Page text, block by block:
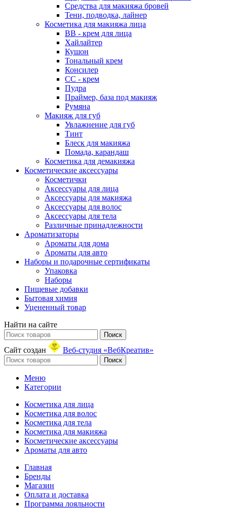
Средства для макияжа бровей
Тени, подводка, лайнер
Косметика для макияжа лица
ВВ - крем для лица
Хайлайтер
Кушон
Тональный крем
Консилер
СС - крем
Пудра
Праймер, база под макияж
Румяна
Макияж для губ
Увлажнение для губ
Тинт
Блеск для макияжа
Помада, карандаш
Косметика для демакияжа
Косметические аксессуары
Косметички
Аксессуары для лица
Аксессуары для макияжа
Аксессуары для волос
Аксессуары для тела
Различные принадлежности
Ароматизаторы
Ароматы для дома
Ароматы для авто
Наборы и подарочные сертификаты
Упаковка
Наборы
Пищевые добавки
Бытовая химия
Уцененный товар
Найти на сайте
Поиск
Сайт создан Веб-студия «ВебКреатив»
Поиск
Меню
Категории
Косметика для лица
Косметика для волос
Косметика для тела
Косметика для макияжа
Косметические аксессуары
Ароматы для авто
Главная
Бренды
Магазин
Оплата и доставка
Программа лояльности